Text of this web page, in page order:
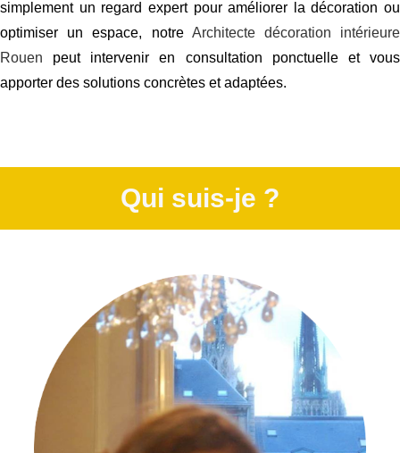
simplement un regard expert pour améliorer la décoration ou
optimiser un espace, notre Architecte décoration intérieure
Rouen peut intervenir en consultation ponctuelle et vous
apporter des solutions concrètes et adaptées.
Qui suis-je ?